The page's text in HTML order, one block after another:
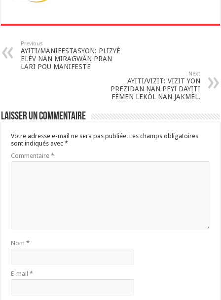
p
Previous
AYITI/MANIFESTASYON: PLIZYÈ
ELÈV NAN MIRAGWÀN PRAN
LARI POU MANIFESTE
Next
AYITI/VIZIT: VIZIT YON
PREZIDAN NAN PEYI DAYITI
FÈMEN LEKÒL NAN JAKMÈL.
Laisser un commentaire
Votre adresse e-mail ne sera pas publiée. Les champs obligatoires
sont indiqués avec*
Commentaire*
Nom*
E-mail*